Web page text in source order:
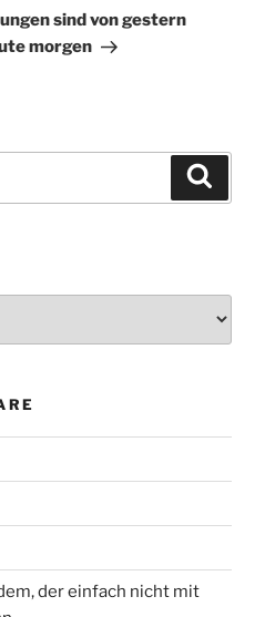
sind von gestern
morgen
der einfach nicht mit